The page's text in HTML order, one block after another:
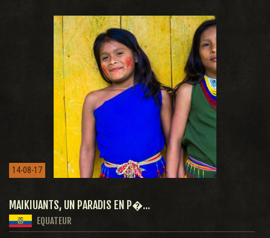
14-08-17
MAIKIUANTS, UN PARADIS EN P�...
EQUATEUR